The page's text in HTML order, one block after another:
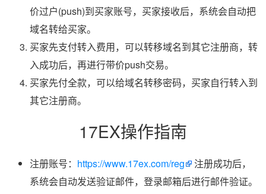
价过户(push)到买家账号，买家接收后，系统会自动把
域名转给买家。
买家先支付转入费用，可以转移域名到其它注册商，转
入成功后，再进行带价push交易。
买家先付全款，可以给域名转移密码，买家自行转入到
其它注册商。
17EX操作指南
注册账号： https://www.17ex.com/reg
注册成功后，
系统会自动发送验证邮件，登录邮箱后进行邮件验证。